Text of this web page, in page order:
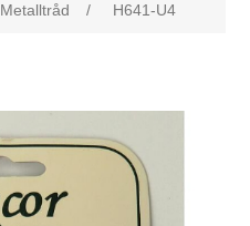
Metalltråd / H641-U4